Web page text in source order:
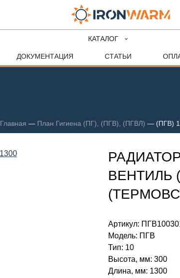
КАТАЛОГ
ДОКУМЕНТАЦИЯ СТАТЬИ
Главная — План Гигиена (ПГ), (ПГВ), (ПГВЛ) — (ПГВ)
ВЕНТИЛЬ
Артикул:
Модель: ПГВ
Тип: 10
Высота, мм: 300
Длина, мм: 1300